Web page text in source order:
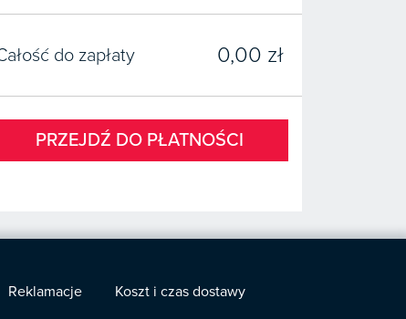
do zapłaty 0,00 zł
PRZEJDŹ DO PŁATNOŚCI
Reklamacje
Koszt i czas dostawy